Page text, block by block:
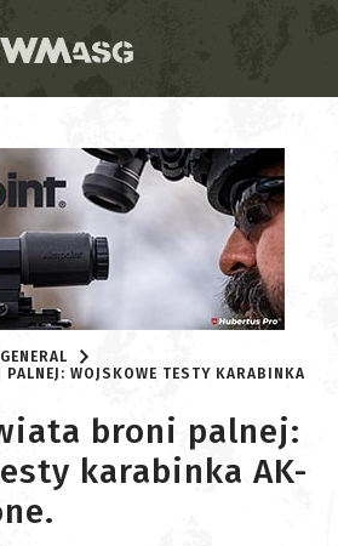
GENERAL
WOJSKOWE TESTY KARABINKA
broni palnej:
karabinka AK-